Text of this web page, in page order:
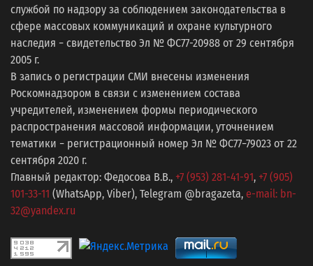
службой по надзору за соблюдением законодательства в
сфере массовых коммуникаций и охране культурного
наследия − свидетельство Эл № ФС77-20988 от 29 сентября
2005 г.
В запись о регистрации СМИ внесены изменения
Роскомнадзором в связи с изменением состава
учредителей, изменением формы периодического
распространения массовой информации, уточнением
тематики − регистрационный номер Эл № ФС77−79023 от 22
сентября 2020 г.
Главный редактор: Федосова В.В., +7 (953) 281-41-91, +7 (905)
101-33-11 (WhatsApp, Viber), Telegram @bragazeta, e-mail: bn-
32@yandex.ru